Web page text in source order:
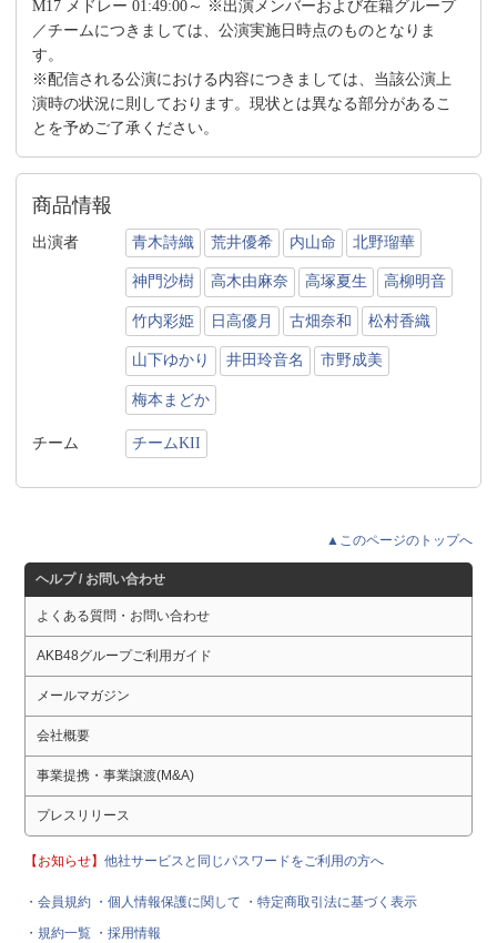
M17 メドレー 01:49:00～ ※出演メンバーおよび在籍グループ
／チームにつきましては、公演実施日時点のものとなりま
す。
※配信される公演における内容につきましては、当該公演上
演時の状況に則しております。現状とは異なる部分があるこ
とを予めご了承ください。
商品情報
出演者 青木詩織 荒井優希 内山命 北野瑠華
神門沙樹 高木由麻奈 高塚夏生 高柳明音
竹内彩姫 日高優月 古畑奈和 松村香織
山下ゆかり 井田玲音名 市野成美
梅本まどか
チーム チームKII
▲このページのトップへ
ヘルプ / お問い合わせ
よくある質問・お問い合わせ
AKB48グループご利用ガイド
メールマガジン
会社概要
事業提携・事業譲渡(M&A)
プレスリリース
【お知らせ】他社サービスと同じパスワードをご利用の方へ
・会員規約 ・個人情報保護に関して
・特定商取引法に基づく表示
・規約一覧 ・採用情報